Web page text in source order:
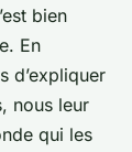
bien
En
d’expliquer
nous leur
qui les